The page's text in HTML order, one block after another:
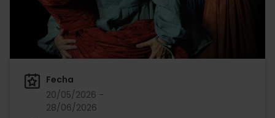
Fecha
20/05/2026 -
28/06/2026